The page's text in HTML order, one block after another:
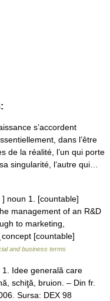
s’accordent
dans l’être
de la réalité, l’un qui porte
singularité, l’autre qui…
] noun 1. [countable]
management of an R&D
to marketing,
[countable]
and business terms
Idee generală care
schiţă, bruion. – Din fr.
Sursa: DEX 98